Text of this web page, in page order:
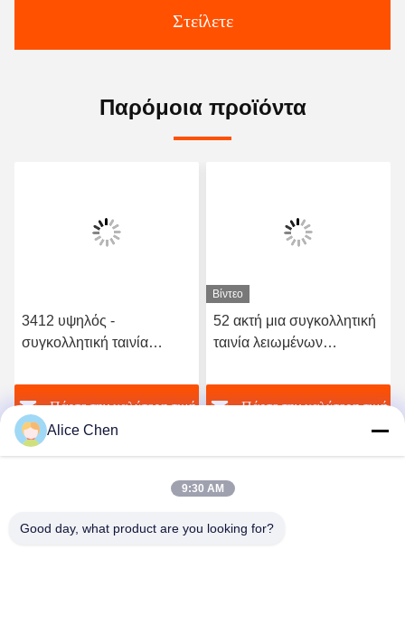
Στείλετε
Παρόμοια προϊόντα
3412 υψηλός -
συγκολλητική ταινία
ποιοτικού ελαστική
πολυουρεθάνιου καυτή
Πάρτε την καλύτερη τιμή
Βίντεο
52 ακτή μια συγκολλητική
ταινία λειωμένων
TPU καυτή για το άνευ
ραφής εσώρουχο
Πάρτε την καλύτερη τιμή
Shenzhen Tunsing Plastic Products Co., Ltd.
Alice Chen
9:30 AM
Good day, what product are you looking for?